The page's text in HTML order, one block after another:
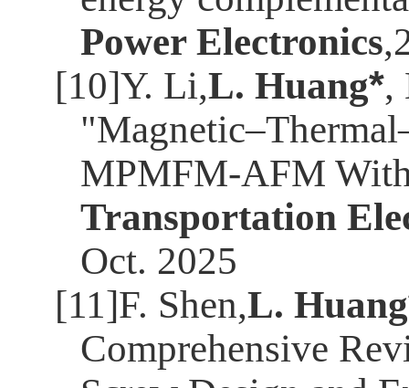
Power Electronics
[10]Y. Li,L. Huang*,
MPMFM-AFM
Transportation
Oct. 2025
[11]F. Shen,L. Huang
Comprehensive